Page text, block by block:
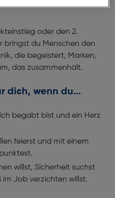
oder den 2.
bringst du Menschen den
die begeistert, Marken,
das zusammenhält.
dich, wenn du...
begabt bist und ein Herz
feierst und mit einem
willst, Sicherheit suchst
Job verzichten willst.